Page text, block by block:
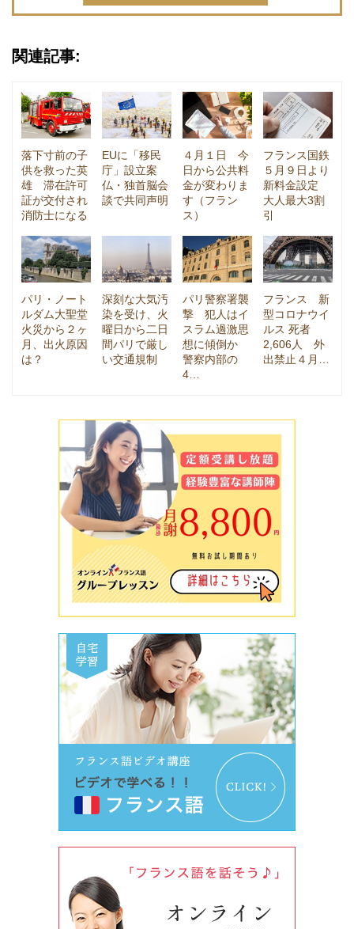
関連記事:
落下寸前の子
供を救った英
雄 滞在許可
証が交付され
消防士になる
EUに「移民
庁」設立案
仏・独首脳会
談で共同声明
４月１日 今
日から公共料
金が変わりま
す（フラン
ス）
フランス国鉄
５月９日より
新料金設定
大人最大3割
引
パリ・ノート
ルダム大聖堂
火災から２ヶ
月、出火原因
は？
深刻な大気汚
染を受け、火
曜日から二日
間パリで厳し
い交通規制
パリ警察署襲
撃 犯人はイ
スラム過激思
想に傾倒か
警察内部の
4…
フランス 新
型コロナウイ
ルス 死者
2,606人 外
出禁止４月…